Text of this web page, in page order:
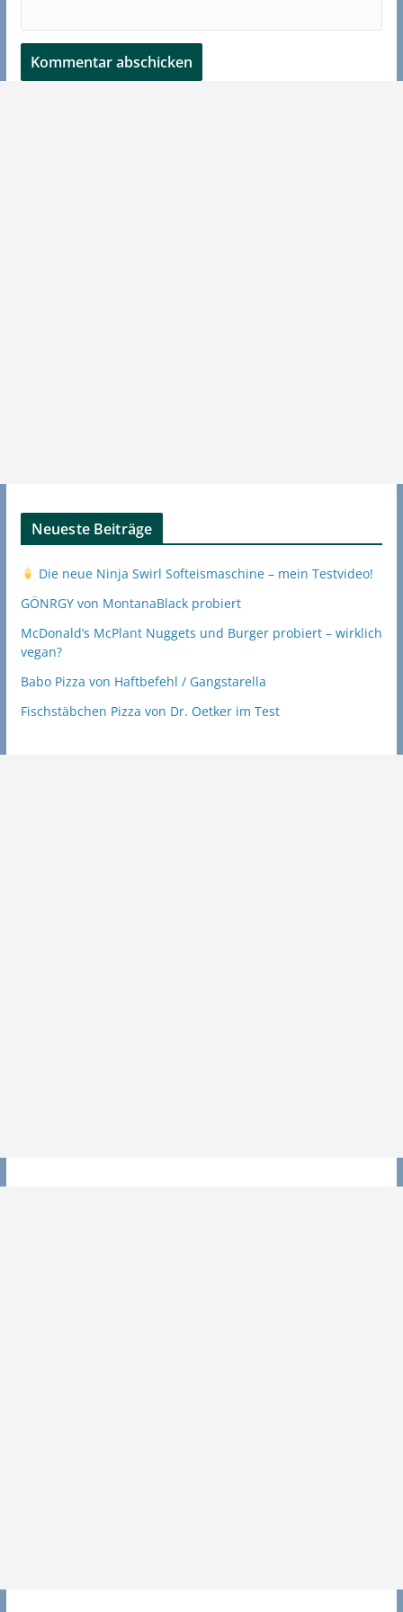
Neueste Beiträge
Die neue Ninja Swirl Softeismaschine – mein Testvideo!
GÖNRGY von MontanaBlack probiert
McDonald’s McPlant Nuggets und Burger probiert – wirklich
vegan?
Babo Pizza von Haftbefehl / Gangstarella
Fischstäbchen Pizza von Dr. Oetker im Test